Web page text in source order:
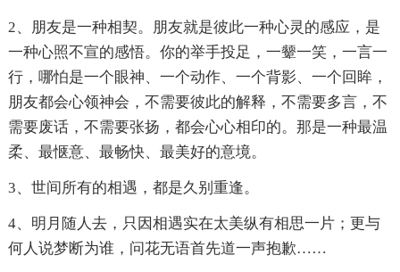
2、朋友是一种相契。朋友就是彼此一种心灵的感应，是
一种心照不宣的感悟。你的举手投足，一颦一笑，一言一
行，哪怕是一个眼神、一个动作、一个背影、一个回眸，
朋友都会心领神会，不需要彼此的解释，不需要多言，不
需要废话，不需要张扬，都会心心相印的。那是一种最温
柔、最惬意、最畅快、最美好的意境。
3、世间所有的相遇，都是久别重逢。
4、明月随人去，只因相遇实在太美纵有相思一片；更与
何人说梦断为谁，问花无语首先道一声抱歉……